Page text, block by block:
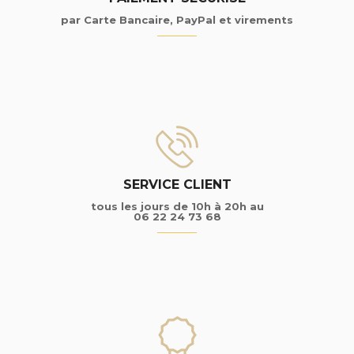
par Carte Bancaire, PayPal et virements
SERVICE CLIENT
tous les jours de 10h à 20h au
06 22 24 73 68